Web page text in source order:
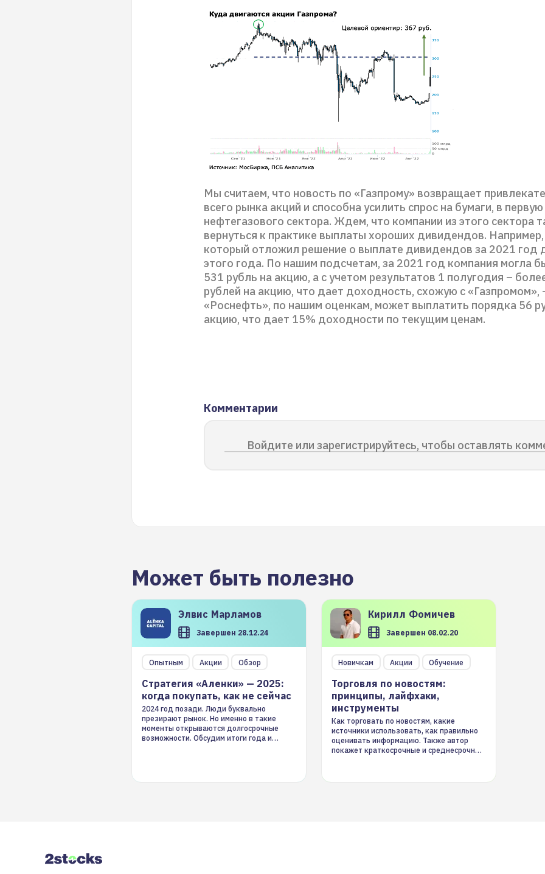
Мы считаем, что новость по «Газпрому» возвращает
всего рынка акций и способна усилить спрос на бумаги, в
нефтегазового сектора. Ждем, что компании из этого сектора
вернуться к практике выплаты хороших дивидендов.
который отложил решение о выплате дивидендов за 2021 год
этого года. По нашим подсчетам, за 2021 год компания могла
531 рубль на акцию, а с учетом результатов 1 полугодия –
рублей на акцию, что дает доходность, схожую с «Газпромом»,
«Роснефть», по нашим оценкам, может выплатить порядка 56
акцию, что дает 15% доходности по текущим ценам.
Комментарии
Войдите или зарегистрируйтесь, чтобы оставлять
Может быть полезно
Элвис Марламов
Завершен 28.12.24
Опытным Акции Обзор
Стратегия «Аленки» — 2025:
когда покупать, как не сейчас
2024 год позади. Люди буквально
презирают рынок. Но именно в такие
моменты открываются долгосрочные
возможности. Обсудим итоги года и
Кирилл Фомичев
Завершен 08.02.20
Новичкам Акции Обучение
Торговля по новостям:
принципы, лайфхаки,
инструменты
Как торговать по новостям, какие
источники использовать, как правильно
оценивать информацию. Также автор
покажет краткосрочные и среднесрочные